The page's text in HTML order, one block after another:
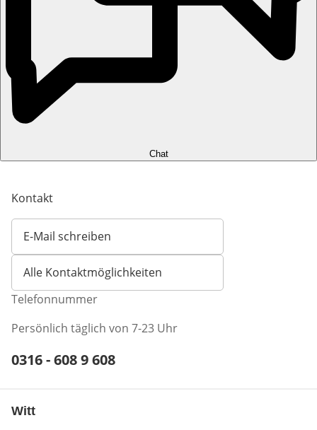
Chat
Kontakt
E-Mail schreiben
Öffnet E-Mail-Client
Alle Kontaktmöglichkeiten
Telefonnummer
Persönlich täglich von 7-23 Uhr
Telefonnummer:
0316 - 608 9 608
Witt